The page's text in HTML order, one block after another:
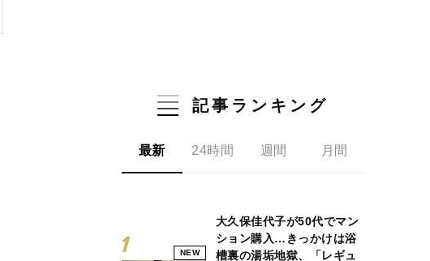
記事ランキング
最新 24時間 週間 月間
NEW
大久保佳代子が50代でマン
ション購入…きっかけは浴
槽裏の湯垢地獄、「レギュ